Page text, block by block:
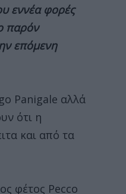
εννέα φορές
παρόν
επόμενη
Panigale αλλά
ότι η
και από τα
φέτος Pecco